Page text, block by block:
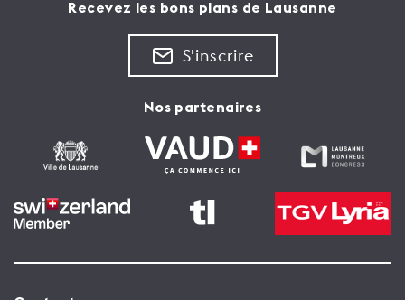
Recevez les bons plans de Lausanne
S'inscrire
Nos partenaires